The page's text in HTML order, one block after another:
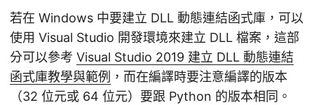
若在 Windows 中要建立 DLL 動態連結函式庫，可以
使用 Visual Studio 開發環境來建立 DLL 檔案，這部
分可以參考 Visual Studio 2019 建立 DLL 動態連結
函式庫教學與範例 ，而在編譯時要注意編譯的版本
（32 位元或 64 位元）要跟 Python 的版本相同。